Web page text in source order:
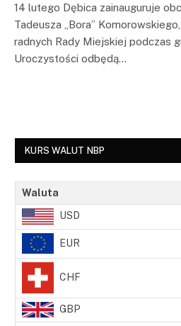
14 lutego Dębica zainauguruje
Tadeusza „Bora”
radnych Rady Miejskiej podczas
Uroczystości odbędą…
KURS WALUT NBP
Waluta
USD
EUR
CHF
GBP